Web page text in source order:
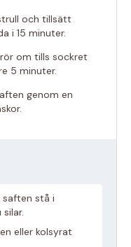
och tillsätt
i 15 minuter.
om tills sockret
5 minuter.
genom en
saften stå i
eller kolsyrat